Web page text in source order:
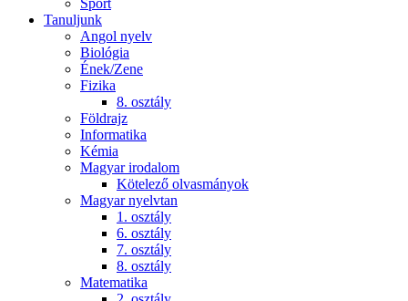
Sport
Tanuljunk
Angol nyelv
Biológia
Ének/Zene
Fizika
8. osztály
Földrajz
Informatika
Kémia
Magyar irodalom
Kötelező olvasmányok
Magyar nyelvtan
1. osztály
6. osztály
7. osztály
8. osztály
Matematika